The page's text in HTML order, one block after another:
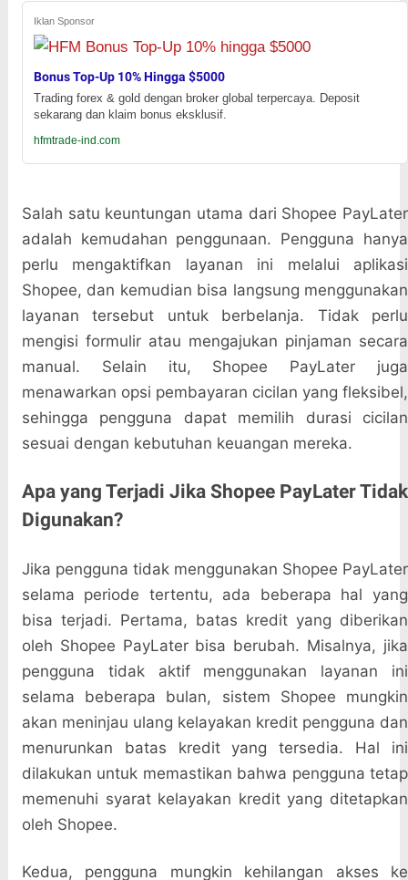
Iklan Sponsor
Bonus Top-Up 10% Hingga $5000
Trading forex & gold dengan broker global terpercaya. Deposit
sekarang dan klaim bonus eksklusif.
hfmtrade-ind.com
Salah satu keuntungan utama dari Shopee PayLater
adalah kemudahan penggunaan. Pengguna hanya
perlu mengaktifkan layanan ini melalui aplikasi
Shopee, dan kemudian bisa langsung menggunakan
layanan tersebut untuk berbelanja. Tidak perlu
mengisi formulir atau mengajukan pinjaman secara
manual. Selain itu, Shopee PayLater juga
menawarkan opsi pembayaran cicilan yang fleksibel,
sehingga pengguna dapat memilih durasi cicilan
sesuai dengan kebutuhan keuangan mereka.
Apa yang Terjadi Jika Shopee PayLater Tidak
Digunakan?
Jika pengguna tidak menggunakan Shopee PayLater
selama periode tertentu, ada beberapa hal yang
bisa terjadi. Pertama, batas kredit yang diberikan
oleh Shopee PayLater bisa berubah. Misalnya, jika
pengguna tidak aktif menggunakan layanan ini
selama beberapa bulan, sistem Shopee mungkin
akan meninjau ulang kelayakan kredit pengguna dan
menurunkan batas kredit yang tersedia. Hal ini
dilakukan untuk memastikan bahwa pengguna tetap
memenuhi syarat kelayakan kredit yang ditetapkan
oleh Shopee.
Kedua, pengguna mungkin kehilangan akses ke